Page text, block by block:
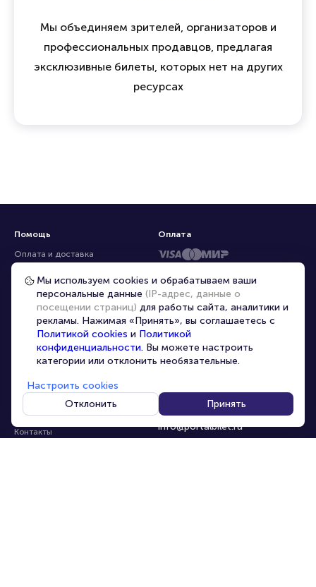
Мы объединяем зрителей, организаторов и
профессиональных продавцов, предлагая
эксклюзивные билеты, которых нет на других
ресурсах
Помощь
Оплата и доставка
Частые вопросы
Перепродажа билетов
Организаторам
Корпоративным клиентам
VIP-билеты
Персональные данные
О компании
Контакты
8-800-500-42-62
8-499-226-15-14
info@portalbilet.ru
С 10:00 до 21:00,
Оплата
Мы используем cookies и обрабатываем ваши
персональные данные (IP-адрес, данные о
посещении страниц) для работы сайта, аналитики и
рекламы. Нажимая «Принять», вы соглашаетесь с
Политикой cookies и Политикой
конфиденциальности. Вы можете настроить
категории или отклонить необязательные.
Настроить cookies
Отклонить
Принять